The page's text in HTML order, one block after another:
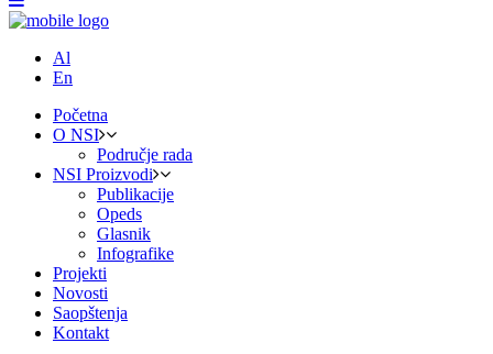
Al
En
Početna
O NSI
Područje rada
NSI Proizvodi
Publikacije
Opeds
Glasnik
Infografike
Projekti
Novosti
Saopštenja
Kontakt